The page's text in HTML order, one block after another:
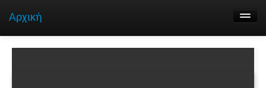
Αρχική